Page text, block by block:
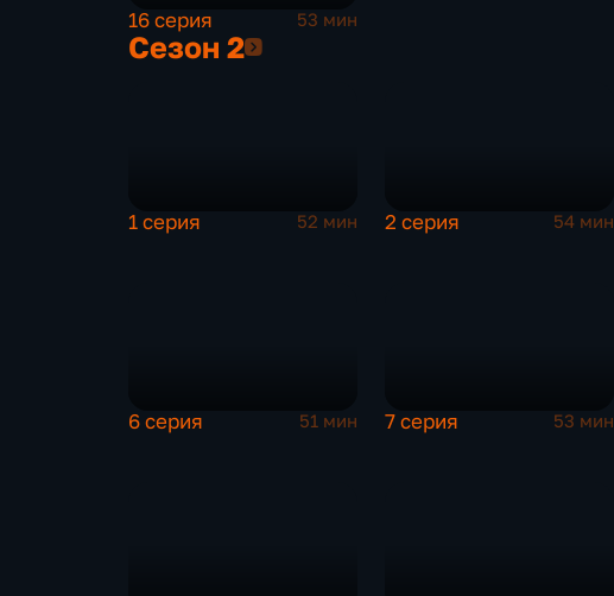
16 серия 53 мин
Сезон 2Сезон 2
1 серия 52 мин 2 серия 54 мин
6 серия 51 мин 7 серия 53 мин